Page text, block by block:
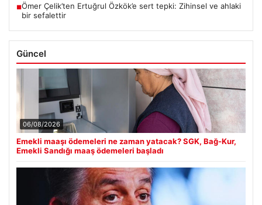
■Ömer Çelik’ten Ertuğrul Özkök’e sert tepki: Zihinsel ve ahlaki
bir sefalettir
Güncel
06/08/2026
Emekli maaşı ödemeleri ne zaman yatacak? SGK, Bağ-Kur,
Emekli Sandığı maaş ödemeleri başladı